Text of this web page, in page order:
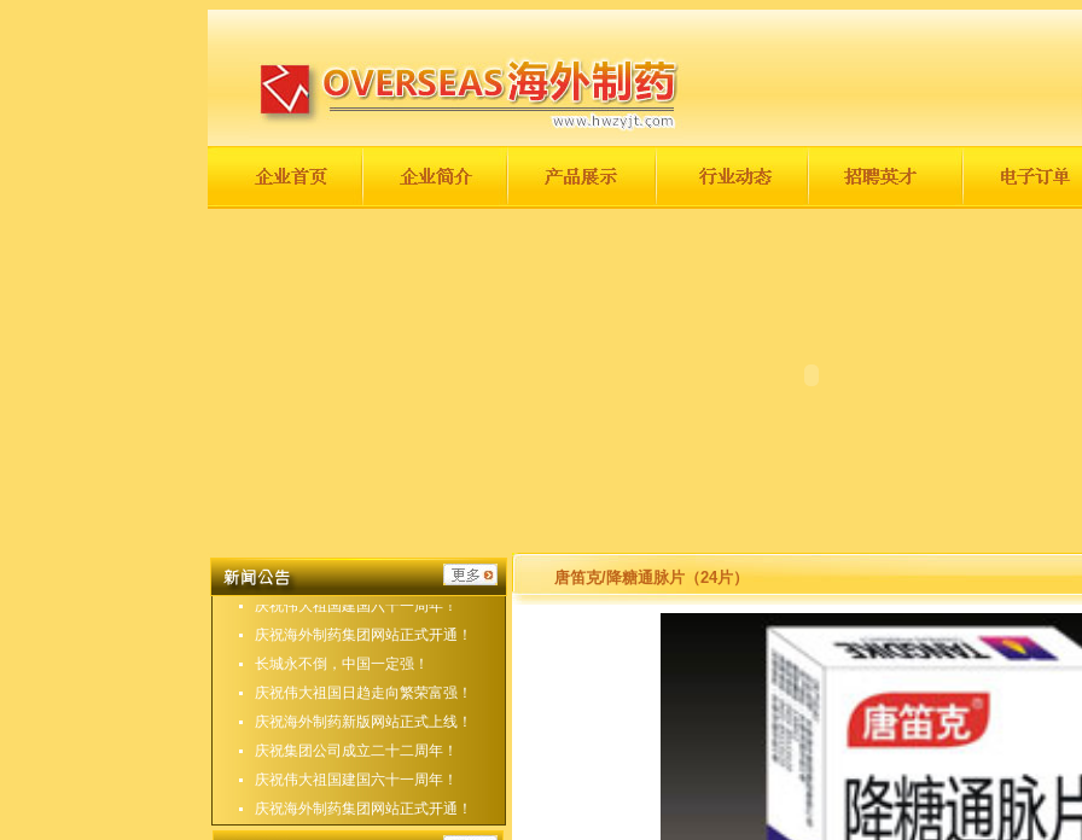
庆祝集团公司成立二十二周年！
庆祝伟大祖国建国六十一周年！
庆祝海外制药集团网站正式开通！
长城永不倒，中国一定强！
庆祝伟大祖国日趋走向繁荣富强！
庆祝海外制药新版网站正式上线！
庆祝集团公司成立二十二周年！
庆祝伟大祖国建国六十一周年！
庆祝海外制药集团网站正式开通！
唐笛克/降糖通脉片（24片）